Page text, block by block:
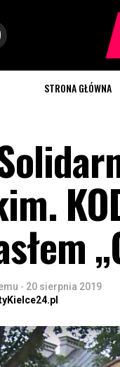
STRONA GŁÓWNA
- 20 sierpnia 2019